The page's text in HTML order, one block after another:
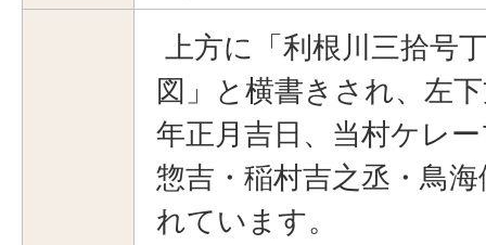
上方に「利根川三拾号
図」と横書きされ、左
年正月吉日、当村ケレ
惣吉・稲村吉之丞・鳥
れています。